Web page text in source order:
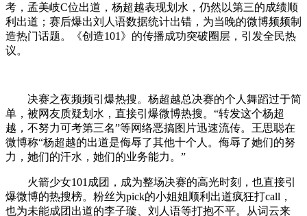
考，孟美岐C位出道，杨超越表现划水，仍然以第三的成绩顺
利出道；赛后爆出刘人语数据统计出错，为当晚的微博频频制
造热门话题。《创造101》的传播成功突破圈层，引发全民热
议。
决赛之夜频频引爆热搜。杨超越总决赛的个人舞蹈过于简
单，被网友质疑划水，直接引爆微博热搜。“转发这个杨超
越，不努力可考第三名”等网络恶搞图片迅速流传。王思聪在
微博称“杨超越的出道是侮辱了其他十个人。侮辱了她们的努
力，她们的汗水，她们的业务能力。”
火箭少女101成团，成为整场决赛的高光时刻，也直接引
爆微博的热搜榜。粉丝为pick的小姐姐顺利出道疯狂打call，
也为未能成团出道的李子璇、刘人语等打抱不平。从词云来